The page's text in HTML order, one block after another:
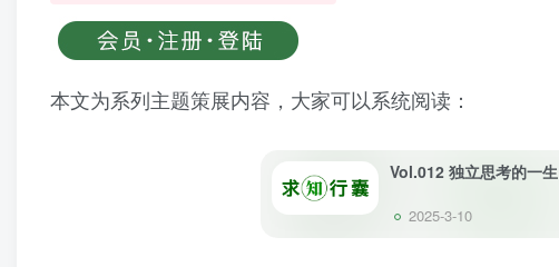
本文为系列主题策展内容，大家可以系统阅读：
Vol.012 独立思考的一生
2025-3-10